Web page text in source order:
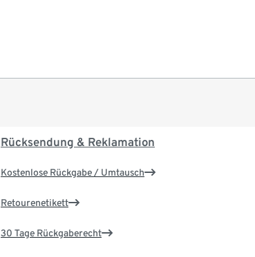
Rücksendung & Reklamation
Kostenlose Rückgabe / Umtausch
Retourenetikett
30 Tage Rückgaberecht